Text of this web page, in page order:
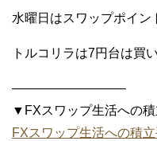
水曜日はスワップポイン
トルコリラは7円台は買
—————————
▼FXスワップ生活への
FXスワップ生活への積立